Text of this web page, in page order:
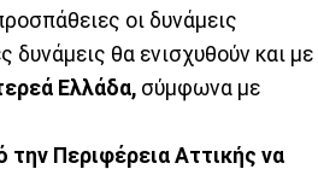
οι δυνάμεις
θα ενισχυθούν και με
Eλλάδα, σύμφωνα με
Περιφέρεια Αττικής να